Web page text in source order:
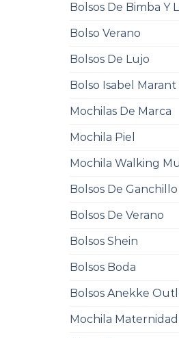
Bolsos De Bimba Y
Bolso Verano
Bolsos De Lujo
Bolso Isabel Marant
Mochilas De Marca
Mochila Piel
Mochila Walking
Bolsos De Ganchillo
Bolsos De Verano
Bolsos Shein
Bolsos Boda
Bolsos Anekke
Mochila Maternidad